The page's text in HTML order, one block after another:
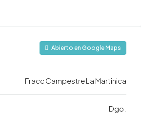
Abierto en Google Maps
Fracc Campestre La Martinica
Dgo.